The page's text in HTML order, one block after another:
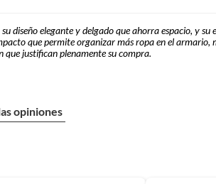
Negro
Estos son
lugar.
diseño elegante y delgado que ahorra espacio, y
que permite organizar más ropa en el
que justifican plenamente su compra.
opiniones